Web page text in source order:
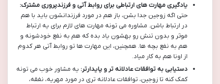
یادگیری مهارت های ارتباطی برای روابط آتی و فرزندپروری مشترک:
حتی اگه زوجین جدا بشن، باز هم در مورد فرزندانشون باید با هم
در ارتباط باشن. مشاوره می تونه مهارت های لازم برای یه ارتباط
موثر و بدون تنش رو بهشون یاد بده که هم به نفع خودشونه و
هم به نفع بچه ها. همچنین، این مهارت ها تو روابط آتی هر کدوم
از اونا هم به کار میاد.
دستیابی به توافقات عادلانه تر و پایدارتر: یه مشاور خوب می تونه
کمک کنه تا زوجین، توافقات عادلانه تری در مورد مهریه، نفقه،